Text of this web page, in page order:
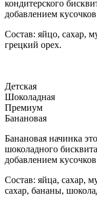
кондитерского
добавлением
Состав: яйцо, сахар,
грецкий орех.
Детская
Шоколадная
Премиум
Банановая
Банановая начинка
шоколадного
добавлением
Состав: яйца, сахар,
сахар, бананы,